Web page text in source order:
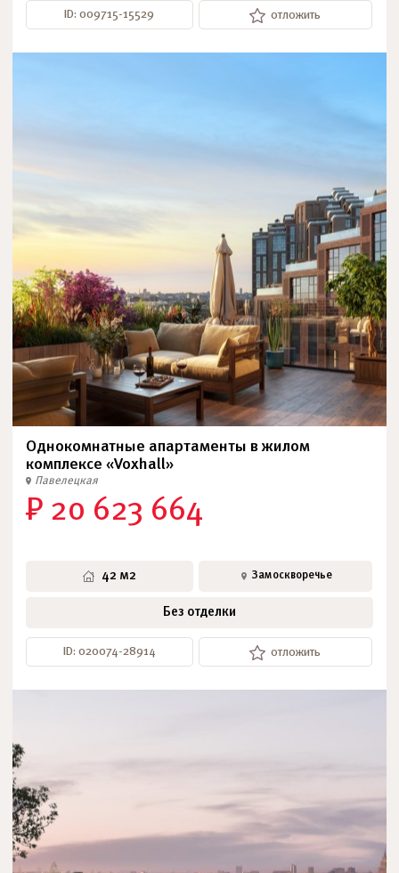
ID: 009715-15529 отложить
Однокомнатные апартаменты в жилом
комплексе «Voxhall»
Павелецкая
₽ 20 623 664
42 м2 Замоскворечье
Без отделки
ID: 020074-28914 отложить